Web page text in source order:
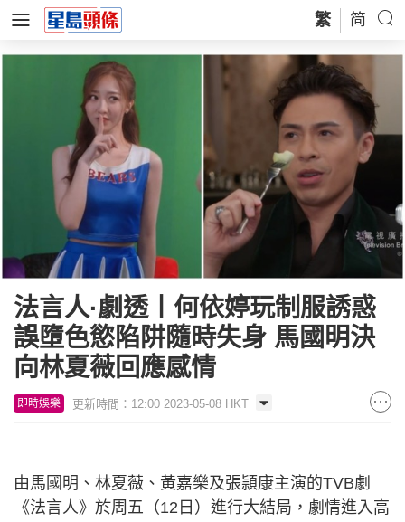
繁 简
法言人·劇透丨何依婷玩制服誘惑
誤墮色慾陷阱隨時失身 馬國明決
向林夏薇回應感情
即時娛樂 更新時間：12:00 2023-05-08 HKT
由馬國明、林夏薇、黃嘉樂及張頴康主演的TVB劇
《法言人》於周五（12日）進行大結局，劇情進入高